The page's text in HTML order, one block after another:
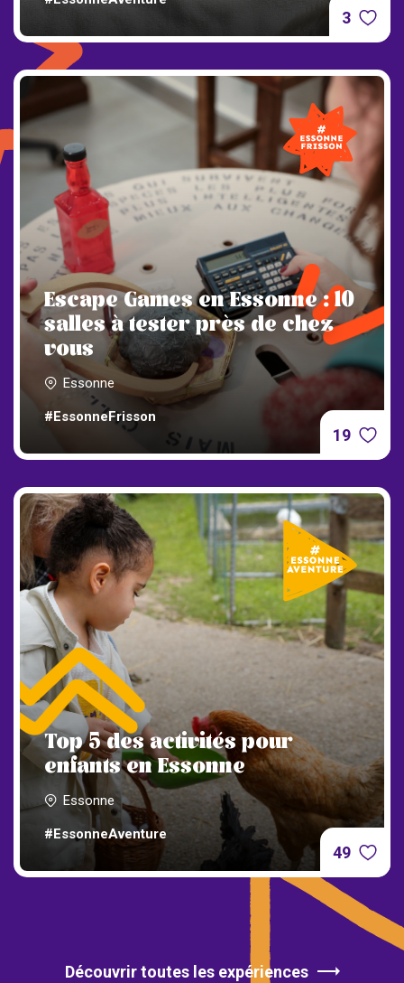
3
Escape Games en Essonne : 10
salles à tester près de chez
vous
Essonne
#EssonneFrisson
19
Top 5 des activités pour
enfants en Essonne
Essonne
#EssonneAventure
49
Découvrir toutes les expériences